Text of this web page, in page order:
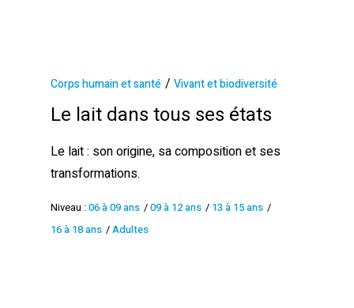
Corps humain et santé / Vivant et biodiversité
Le lait dans tous ses états
Le lait : son origine, sa composition et ses
transformations.
Niveau :06 à 09 ans /09 à 12 ans / 13 à 15 ans /
16 à 18 ans /Adultes